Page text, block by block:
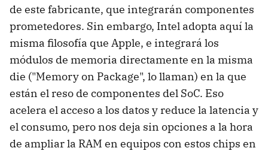
de este fabricante, que integrarán componentes
prometedores. Sin embargo, Intel adopta aquí la
misma filosofía que Apple, e integrará los
módulos de memoria directamente en la misma
die ("Memory on Package", lo llaman) en la que
están el reso de componentes del SoC. Eso
acelera el acceso a los datos y reduce la latencia y
el consumo, pero nos deja sin opciones a la hora
de ampliar la RAM en equipos con estos chips en